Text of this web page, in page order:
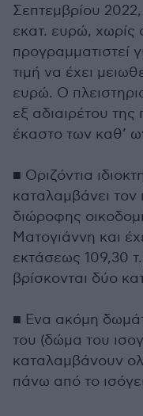
Σεπτεμβρίου
εκατ. ευρώ, χωρίς
προγραμματιστεί
τιμή να έχει
ευρώ. Ο
εξ αδιαιρέτου
έκαστο των καθ’
■ Οριζόντια
καταλαμβάνει
διώροφης
Ματογιάννη και
εκτάσεως 109,30
βρίσκονται δύο
■ Ενα ακόμη
του (δώμα του
καταλαμβάνουν
πάνω από το